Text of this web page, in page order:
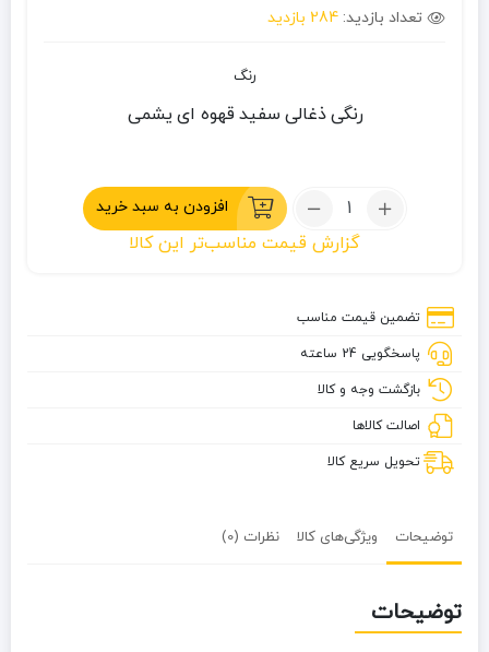
تعداد بازدید: 284 بازدید
رنگ
رنگی ذغالی سفید قهوه ای یشمی
تعداد:
فوم
افزودن به سبد خرید
گزارش قیمت مناسب‌تر این کالا
تضمین قیمت مناسب
پاسخگویی 24 ساعته
بازگشت وجه و کالا
اصالت کالاها
تحویل سریع کالا
توضیحات ویژگی‌های کالا نظرات (0)
توضیحات